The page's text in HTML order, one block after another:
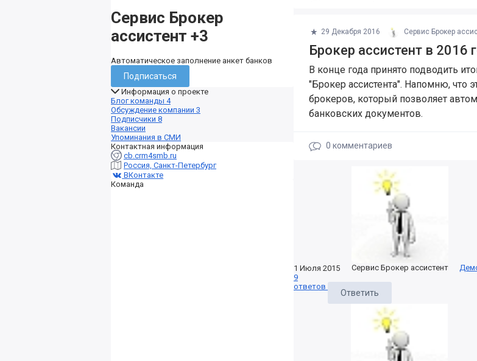
Сервис Брокер
ассистент +3
Автоматическое заполнение анкет банков
Подписаться
Информация о проекте
Блог команды 4
Обсуждение компании 3
Подписчики 8
Вакансии
Упоминания в СМИ
Контактная информация
cb.crm4smb.ru
Россия, Санкт-Петербург
ВКонтакте
Команда
29 Декабря 2016 Сервис Брокер
Брокер ассистент в 2016
В конце года принято подводить
"Брокер ассистента". Напомню, что
брокеров, который позволяет
банковских документов.
0 комментариев
1 Июля 2015 Сервис Брокер ассистент
9
ответов
Ответить